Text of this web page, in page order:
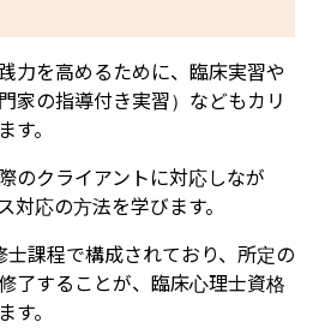
力を高めるために、臨床実習や
家の指導付き実習）などもカリ
。
のクライアントに対応しなが
対応の方法を学びます。
課程で構成されており、所定の
了することが、臨床心理士資格
。